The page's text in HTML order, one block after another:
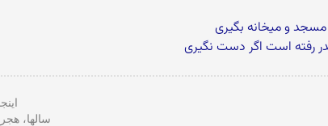
و میخانه بگیری
رفته است اگر دست نگیری
سالها،